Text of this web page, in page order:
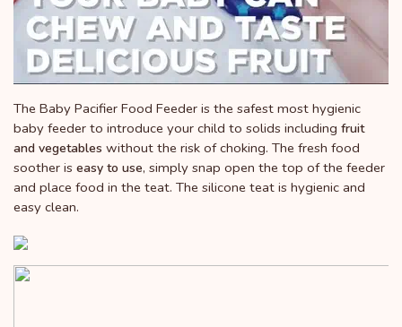
The Baby Pacifier Food Feeder is the safest most hygienic
baby feeder to introduce your child to solids including fruit
and vegetables without the risk of choking. The fresh food
soother is easy to use, simply snap open the top of the feeder
and place food in the teat. The silicone teat is hygienic and
easy clean.